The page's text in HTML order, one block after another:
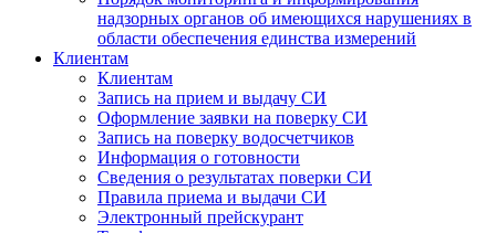
надзорных органов об имеющихся нарушениях в
области обеспечения единства измерений
Клиентам
Клиентам
Запись на прием и выдачу СИ
Оформление заявки на поверку СИ
Запись на поверку водосчетчиков
Информация о готовности
Сведения о результатах поверки СИ
Правила приема и выдачи СИ
Электронный прейскурант